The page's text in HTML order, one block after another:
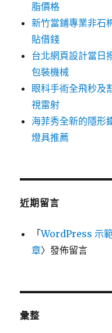
脂價格
新竹當鋪專業非石
貼借錢
台北網頁設計當日
包裝機械
眼科手術全飛秒及
視雷射
海菲秀全新的隱形
燈具推薦
近期留言
「WordPress 示
章〉發佈留言
彙整